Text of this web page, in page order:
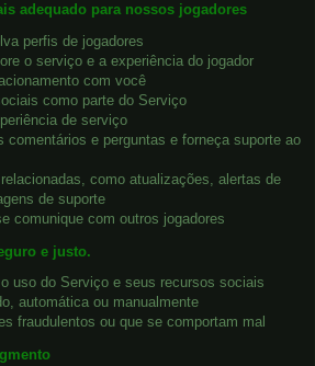
adequado para nossos jogadores
perfis de jogadores
o serviço e a experiência do jogador
com você
como parte do Serviço
de serviço
comentários e perguntas e forneça suporte ao
como atualizações, alertas de
de suporte
comunique com outros jogadores
e justo.
uso do Serviço e seus recursos sociais
automática ou manualmente
fraudulentos ou que se comportam mal